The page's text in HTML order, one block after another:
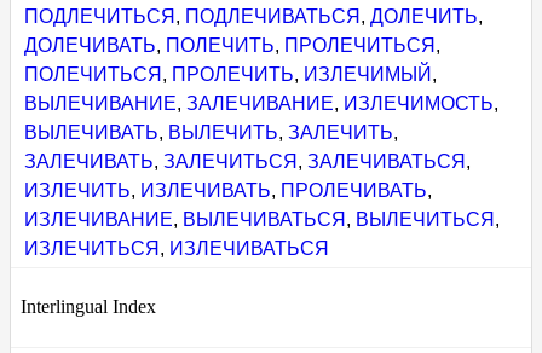
ПОДЛЕЧИТЬСЯ , ПОДЛЕЧИВАТЬСЯ ,ДОЛЕЧИТЬ,
ДОЛЕЧИВАТЬ, ПОЛЕЧИТЬ, ПРОЛЕЧИТЬСЯ ,
ПОЛЕЧИТЬСЯ , ПРОЛЕЧИТЬ, ИЗЛЕЧИМЫЙ ,
ВЫЛЕЧИВАНИЕ,ЗАЛЕЧИВАНИЕ, ИЗЛЕЧИМОСТЬ,
ВЫЛЕЧИВАТЬ, ВЫЛЕЧИТЬ,ЗАЛЕЧИТЬ,
ЗАЛЕЧИВАТЬ,ЗАЛЕЧИТЬСЯ ,ЗАЛЕЧИВАТЬСЯ ,
ИЗЛЕЧИТЬ, ИЗЛЕЧИВАТЬ, ПРОЛЕЧИВАТЬ,
ИЗЛЕЧИВАНИЕ, ВЫЛЕЧИВАТЬСЯ , ВЫЛЕЧИТЬСЯ ,
ИЗЛЕЧИТЬСЯ , ИЗЛЕЧИВАТЬСЯ
Interlingual Index